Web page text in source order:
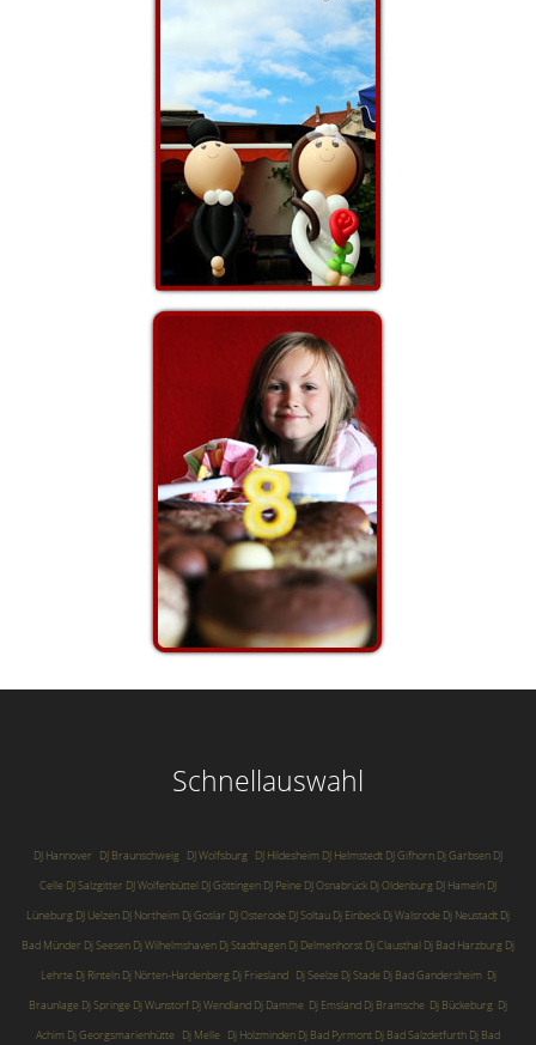
Schnellauswahl
DJ Hannover DJ Braunschweig DJ Wolfsburg DJ Hildesheim DJ Helmstedt DJ Gifhorn Dj Garbsen DJ
Celle DJ Salzgitter DJ Wolfenbüttel DJ Göttingen DJ Peine DJ Osnabrück Dj Oldenburg DJ Hameln DJ
Lüneburg DJ Uelzen DJ Northeim Dj Goslar DJ Osterode DJ Soltau Dj Einbeck Dj Walsrode Dj Neustadt Dj
Bad Münder Dj Seesen Dj Wilhelmshaven Dj Stadthagen Dj Delmenhorst Dj Clausthal Dj Bad Harzburg Dj
Lehrte Dj Rinteln Dj Nörten-Hardenberg Dj Friesland Dj Seelze Dj Stade Dj Bad Gandersheim Dj
Braunlage Dj Springe Dj Wunstorf Dj Wendland Dj Damme Dj Emsland Dj Bramsche Dj Bückeburg Dj
Achim Dj Georgsmarienhütte Dj Melle Dj Holzminden Dj Bad Pyrmont Dj Bad Salzdetfurth Dj Bad